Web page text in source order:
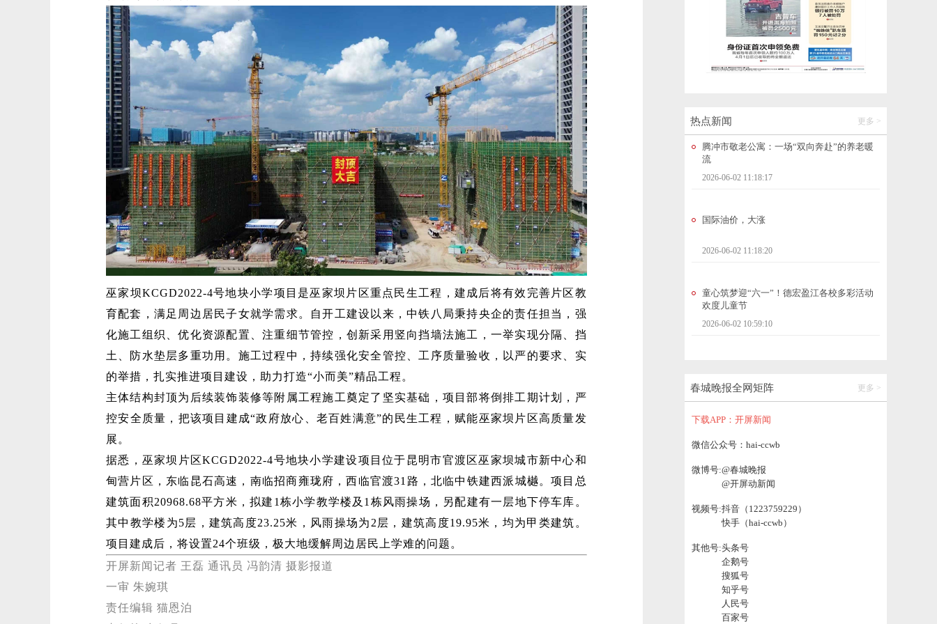
热点新闻 更多 >
2026-06-02 12:22:33
腾冲市敬老公寓：一场“双向奔赴”的养老暖
国际油价，大涨
2026-06-02 11:18:20
童心筑梦迎“六一”！德宏盈江各校多彩活动
2026-06-02 10:59:10
【春城时评】不糊弄观众，自然也不会被观
众辜负
2026-06-02 10:22:04
【春城时评】工伤认定“48小时条款”该改改
了
2026-06-02 10:21:59
开屏医探｜远离糖尿病足，守住行走尊严！
科学防治指南请收好
2026-06-02 14:14:13
开屏医探｜喝冰水会长胖吗？医生提醒→
2026-06-02 14:14:22
春城晚报全网矩阵 更多 >
下载APP：开屏新闻
微信公众号：hai-ccwb
微博号:@春城晚报
@开屏动新闻
视频号:抖音（1223759229）
快手（hai-ccwb）
其他号:头条号
企鹅号
搜狐号
知乎号
人民号
百家号
巫家坝KCGD2022-4号地块小学项目是巫家坝片区重点民生工程，建成后将有效完善片区教
育配套，满足周边居民子女就学需求。自开工建设以来，中铁八局秉持央企的责任担当，强
化施工组织、优化资源配置、注重细节管控，创新采用竖向挡墙法施工，一举实现分隔、挡
土、防水垫层多重功用。施工过程中，持续强化安全管控、工序质量验收，以严的要求、实
的举措，扎实推进项目建设，助力打造“小而美”精品工程。
主体结构封顶为后续装饰装修等附属工程施工奠定了坚实基础，项目部将倒排工期计划，严
控安全质量，把该项目建成“政府放心、老百姓满意”的民生工程，赋能巫家坝片区高质量发
展。
据悉，巫家坝片区KCGD2022-4号地块小学建设项目位于昆明市官渡区巫家坝城市新中心和
甸营片区，东临昆石高速，南临招商雍珑府，西临官渡31路，北临中铁建西派城樾。项目总
建筑面积20968.68平方米，拟建1栋小学教学楼及1栋风雨操场，另配建有一层地下停车库。
其中教学楼为5层，建筑高度23.25米，风雨操场为2层，建筑高度19.95米，均为甲类建筑。
项目建成后，将设置24个班级，极大地缓解周边居民上学难的问题。
开屏新闻记者 王磊 通讯员 冯韵清 摄影报道
一审 朱婉琪
责任编辑 猫恩泊